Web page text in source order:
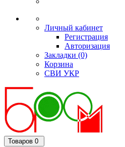
Личный кабинет
Регистрация
Авторизация
Закладки (0)
Корзина
СВИ УКР
Товаров 0